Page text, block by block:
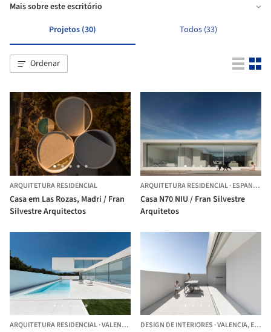
Mais sobre este escritório
Projetos (30)
Todos (33)
Ordenar
ARQUITETURA RESIDENCIAL
Casa em Las Rozas, Madri / Fran
Silvestre Arquitectos
ARQUITETURA RESIDENCIAL·ESPANHA
Casa N70 NIU / Fran Silvestre
Arquitetos
ARQUITETURA RESIDENCIAL·VALENCIA, ESPANHA
DESIGN DE INTERIORES ·VALENCIA,ESPANHA